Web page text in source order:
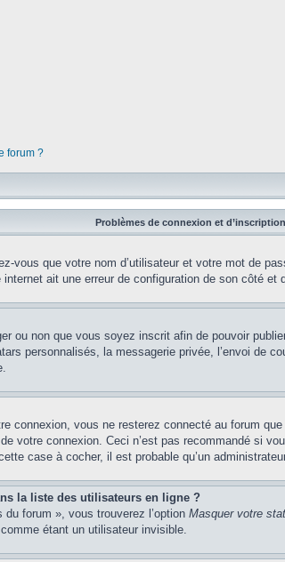
forum ?
Problèmes de connexion et d’inscription
vous que votre nom d’utilisateur et votre mot de
ait une erreur de configuration de son côté et
ou non que vous soyez inscrit afin de pouvoir
personnalisés, la messagerie privée, l’envoi de
connexion, vous ne resterez connecté au forum
votre connexion. Ceci n’est pas recommandé si
case à cocher, il est probable qu’un
la liste des utilisateurs en ligne ?
forum », vous trouverez l’option Masquer votre
étant un utilisateur invisible.